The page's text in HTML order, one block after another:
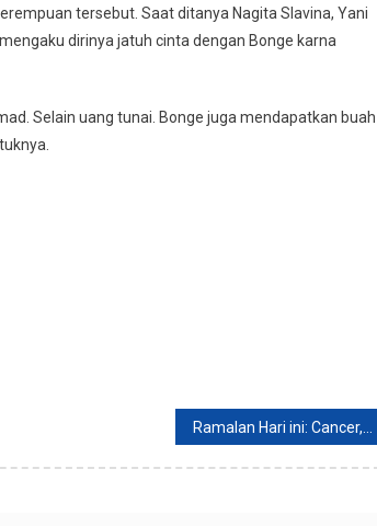
tersebut. Saat ditanya Nagita Slavina, Yani
dirinya jatuh cinta dengan Bonge karna
Selain uang tunai. Bonge juga mendapatkan buah